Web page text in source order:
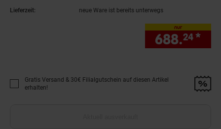
Lieferzeit: neue Ware ist bereits unterwegs
nur
688.24 *
Promotion "Gratis Versand &amp; 30€ Filialgutschein auf diesen Artikel
Gratis Versand & 30€ Filialgutschein auf diesen Artikel
erhalten!